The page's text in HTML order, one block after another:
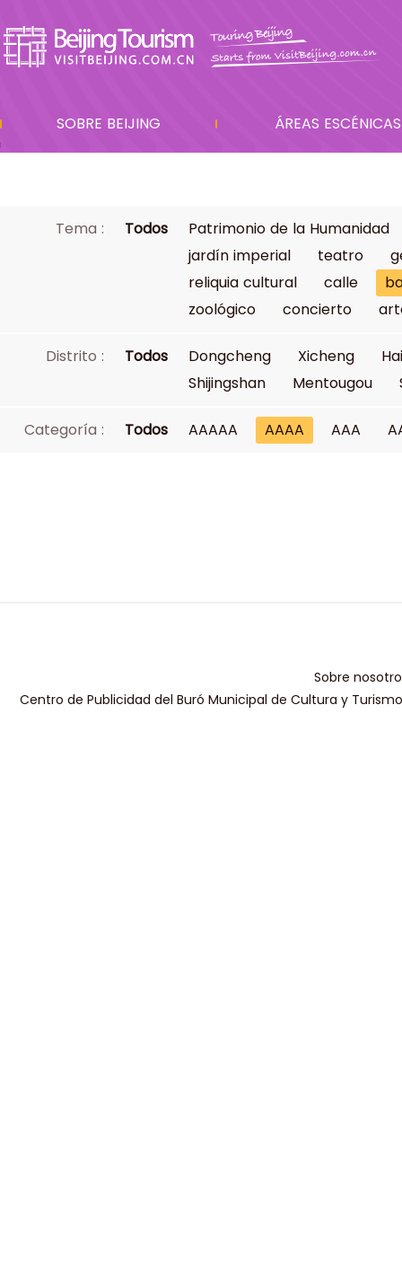
SOBRE BEIJING ÁREAS ESCÉNICAS
Tema : Todos
Patrimonio de la Humanidad
jardín imperial
teatro
reliquia cultural
calle
zoológico
concierto
Distrito : Todos Dongcheng Xicheng
Shijingshan
Mentougou
Categoría : Todos AAAAA AAAA AAA
Sobre
Centro de Publicidad del Buró Municipal de Cultura y